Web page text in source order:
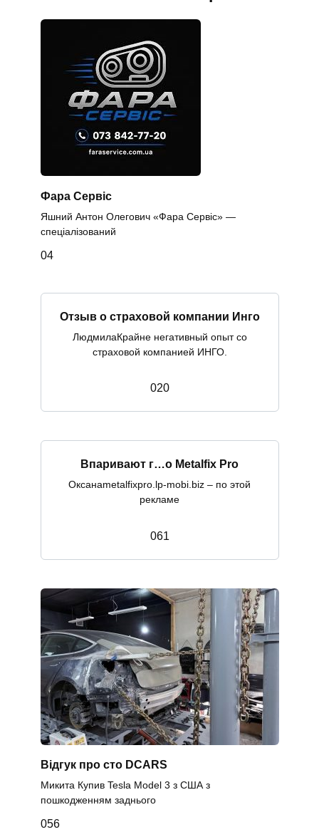
Фара Сервіс
Яшний Антон Олегович «Фара Сервіс» —
спеціалізований
04
Отзыв о страховой компании Инго
ЛюдмилаКрайне негативный опыт со
страховой компанией ИНГО.
020
Впаривают г…о Metalfix Pro
Оксанаmetalfixpro.lp-mobi.biz – по этой
рекламе
061
Відгук про сто DCARS
Микита Купив Tesla Model 3 з США з
пошкодженням заднього
056